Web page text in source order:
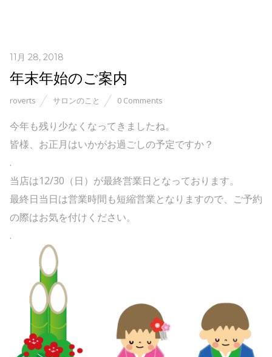
11月 28, 2018
年末年始のご案内
roverts サロンのこと 0 Comments
今年も残り少なくなってきましたね。
皆様、お正月はいかがお過ごしの予定ですか？
.
当店は12/30（日）が最終営業日となっております。
最終日当日は営業時間も短縮営業となりますので、ご予約
の際はお気を付けください。
.